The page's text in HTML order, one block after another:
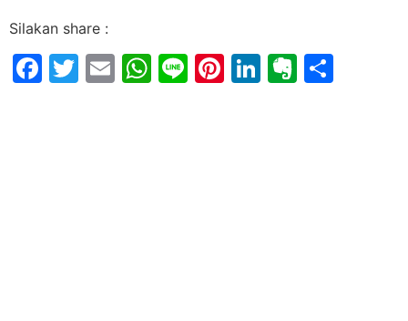
Silakan share :
Facebook
Twitter
EmailWhatsApp
LinePinterest
LinkedIn